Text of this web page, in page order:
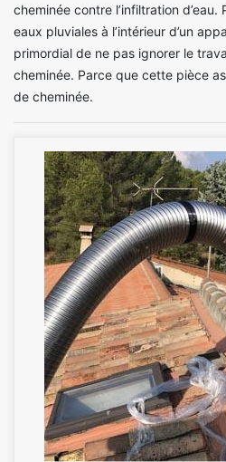
cheminée contre l’infiltration
eaux pluviales à l’intérieur d’un
primordial de ne pas ignorer le
cheminée. Parce que cette pièce
de cheminée.